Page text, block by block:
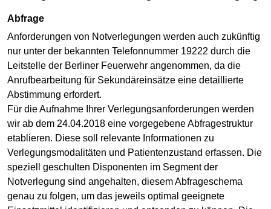
Abfrage
Anforderungen von Notverlegungen werden auch zukünftig
nur unter der bekannten Telefonnummer 19222 durch die
Leitstelle der Berliner Feuerwehr angenommen, da die
Anrufbearbeitung für Sekundäreinsätze eine detaillierte
Abstimmung erfordert.
Für die Aufnahme Ihrer Verlegungsanforderungen werden
wir ab dem 24.04.2018 eine vorgegebene Abfragestruktur
etablieren. Diese soll relevante Informationen zu
Verlegungsmodalitäten und Patientenzustand erfassen. Die
speziell geschulten Disponenten im Segment der
Notverlegung sind angehalten, diesem Abfrageschema
genau zu folgen, um das jeweils optimal geeignete